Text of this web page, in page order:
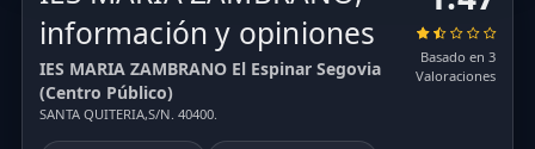
información y opiniones
IES MARIA ZAMBRANO El Espinar Segovia
(Centro Público)
SANTA QUITERIA,S/N. 40400.
Basado en 3
Valoraciones